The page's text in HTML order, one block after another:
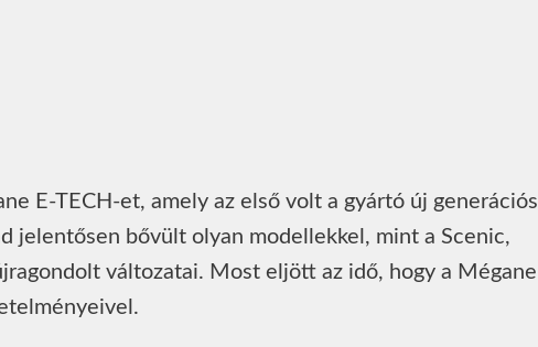
E-TECH-et, amely az első volt a gyártó új generációs
jelentősen bővült olyan modellekkel, mint a Scenic,
változatai. Most eljött az idő, hogy a Mégane